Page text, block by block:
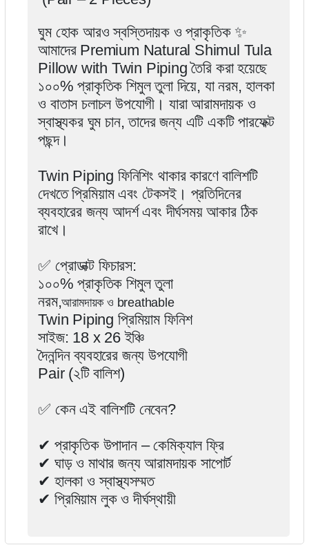
ঘুম হোক আরও স্বস্তিদায়ক ও প্রাকৃতিক ✨
আমাদের Premium Natural Shimul Tula
Pillow with Twin Piping তৈরি করা হয়েছে
১০০% প্রাকৃতিক শিমুল তুলা দিয়ে, যা নরম, হালকা
ও বাতাস চলাচল উপযোগী। যারা আরামদায়ক ও
স্বাস্থ্যকর ঘুম চান, তাদের জন্য এটি একটি পারফেক্ট
পছন্দ।
Twin Piping ফিনিশিং থাকার কারণে বালিশটি
দেখতে প্রিমিয়াম এবং টেকসই। প্রতিদিনের
ব্যবহারের জন্য আদর্শ এবং দীর্ঘসময় আকার ঠিক
রাখে।
✅ প্রোডাক্ট ফিচারস:
১০০% প্রাকৃতিক শিমুল তুলা
নরম,আরামদায়ক ও breathable
Twin Piping প্রিমিয়াম ফিনিশ
সাইজ: 18 x 26 ইঞ্চি
দৈনন্দিন ব্যবহারের জন্য উপযোগী
Pair (২টি বালিশ)
✅ কেন এই বালিশটি নেবেন?
✔ প্রাকৃতিক উপাদান – কেমিক্যাল ফ্রি
✔ ঘাড় ও মাথার জন্য আরামদায়ক সাপোর্ট
✔ হালকা ও স্বাস্থ্যসম্মত
✔ প্রিমিয়াম লুক ও দীর্ঘস্থায়ী